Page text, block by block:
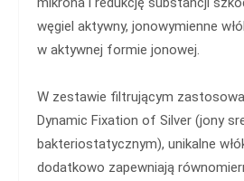
węgiel aktywny, jonowymienne
w aktywnej formie jonowej.
W zestawie filtrującym
Dynamic Fixation of Silver (jony
bakteriostatycznym), unikalne
dodatkowo zapewniają